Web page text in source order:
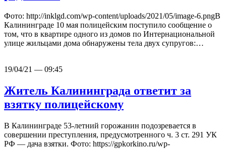
Фото: http://inklgd.com/wp-content/uploads/2021/05/image-6.pngВ
Калининграде 10 мая полицейским поступило сообщение о
том, что в квартире одного из домов по Интернациональной
улице жильцами дома обнаружены тела двух супругов:…
19/04/21 — 09:45
Житель Калининграда ответит за
взятку полицейскому
В Калининграде 53-летний горожанин подозревается в
совершении преступления, предусмотренного ч. 3 ст. 291 УК
РФ — дача взятки. Фото: https://gpkorkino.ru/wp-